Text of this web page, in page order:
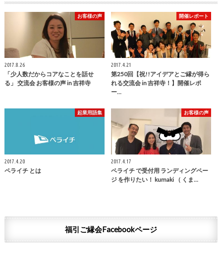
お客様の声
2017.8.26
「少人数だからコアなことを話せ
る」 交流会 お客様の声 in 吉祥寺
開催レポート
2017.4.21
第250回【祝!!アイデアとご縁が得ら
れる交流会 in 吉祥寺！】開催レポ
ー…
起業用語集
2017.4.20
ペライチ とは
お客様の声
2017.4.17
ペライチ で受付用 ランディングペー
ジ を作りたい！ kumaki （ くま…
福引ご縁会Facebookページ